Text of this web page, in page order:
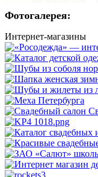
Фотогалерея:
Интернет-магазины